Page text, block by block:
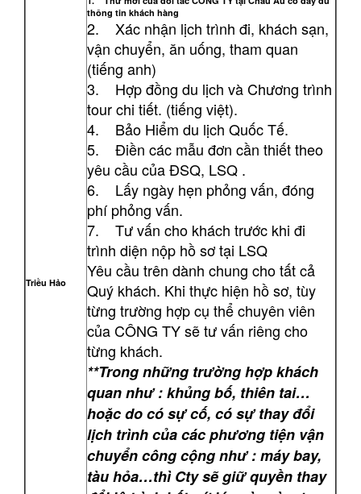
Triều Hảo
thông tin khách hàng
2. Xác nhận lịch trình đi, khách sạn,
vận chuyển, ăn uống, tham quan
(tiếng anh)
3. Hợp đồng du lịch và Chương trình
tour chi tiết. (tiếng việt).
4. Bảo Hiểm du lịch Quốc Tế.
5. Điền các mẫu đơn cần thiết theo
yêu cầu của ĐSQ, LSQ .
6. Lấy ngày hẹn phỏng vấn, đóng
phí phỏng vấn.
7. Tư vấn cho khách trước khi đi
trình diện nộp hồ sơ tại LSQ
Yêu cầu trên dành chung cho tất cả
Quý khách. Khi thực hiện hồ sơ, tùy
từng trường hợp cụ thể chuyên viên
của CÔNG TY sẽ tư vấn riêng cho
từng khách.
**Trong những trường hợp khách
quan như : khủng bố, thiên tai…
hoặc do có sự cố, có sự thay đổi
lịch trình của các phương tiện vận
chuyển công cộng như : máy bay,
tàu hỏa…thì Cty sẽ giữ quyền thay